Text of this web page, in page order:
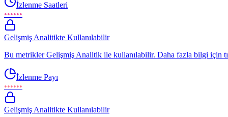
İzlenme Saatleri
••••••
Gelişmiş Analitikte Kullanılabilir
Bu metrikler Gelişmiş Analitik ile kullanılabilir. Daha fazla bilgi için
İzlenme Payı
••••••
Gelişmiş Analitikte Kullanılabilir